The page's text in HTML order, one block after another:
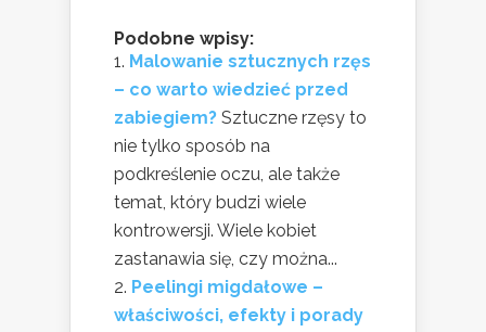
Podobne wpisy:
Malowanie sztucznych rzęs
– co warto wiedzieć przed
zabiegiem? Sztuczne rzęsy to
nie tylko sposób na
podkreślenie oczu, ale także
temat, który budzi wiele
kontrowersji. Wiele kobiet
zastanawia się, czy można...
Peelingi migdałowe –
właściwości, efekty i porady